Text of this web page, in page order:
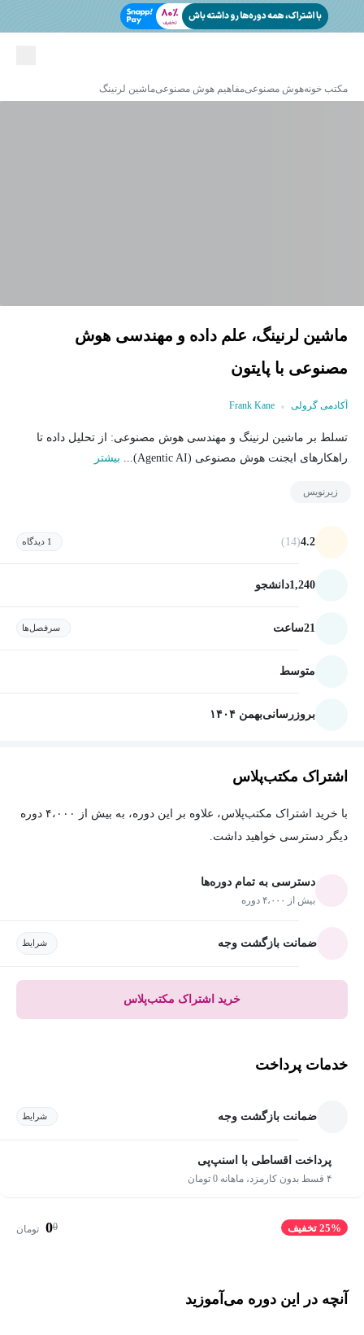
مکتب خونههوش مصنوعیمفاهیم هوش مصنوعیماشین لرنینگ
ماشین لرنینگ، علم داده و مهندسی هوش
مصنوعی با پایتون
آکادمی گرولی Frank Kane
تسلط بر ماشین لرنینگ و مهندسی هوش مصنوعی: از تحلیل داده تا
راهکارهای ایجنت هوش مصنوعی (Agentic AI)...
بیشتر
زیرنویس
4.2
(14) 1 دیدگاه
1,240دانشجو
21ساعت سرفصل‌ها
متوسط
بروزرسانیبهمن ۱۴۰۴
اشتراک مکتب‌پلاس
با خرید اشتراک مکتب‌پلاس، علاوه بر این دوره، به بیش از ۴،۰۰۰ دوره
دیگر دسترسی خواهید داشت.
دسترسی به تمام دوره‌ها
بیش از ۴،۰۰۰ دوره
ضمانت بازگشت وجه شرایط
خرید اشتراک مکتب‌پلاس
خدمات پرداخت
ضمانت بازگشت وجه شرایط
پرداخت اقساطی با اسنپ‌پی
۴ قسط بدون کارمزد، ماهانه 0 تومان
25% تخفیف 0
0 تومان
آنچه در این دوره می‌آموزید